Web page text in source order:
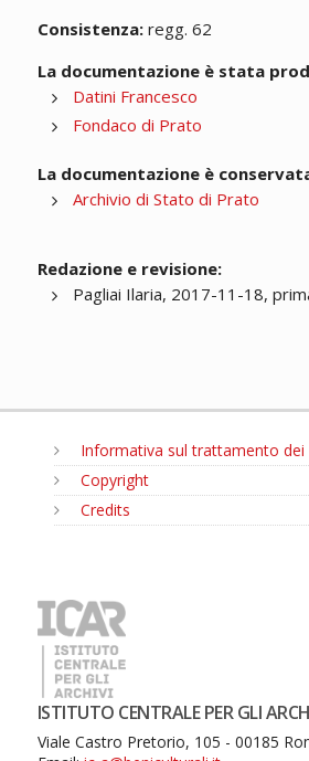
Consistenza:regg. 62
La documentazione è stata
Datini Francesco
Fondaco di Prato
La documentazione è
Archivio di Stato di Prato
Redazione e revisione:
Pagliai Ilaria, 2017-11-18,
Informativa sul trattamento dei
Copyright
Credits
ISTITUTO CENTRALE PER GLI
Viale Castro Pretorio, 105 - 00185